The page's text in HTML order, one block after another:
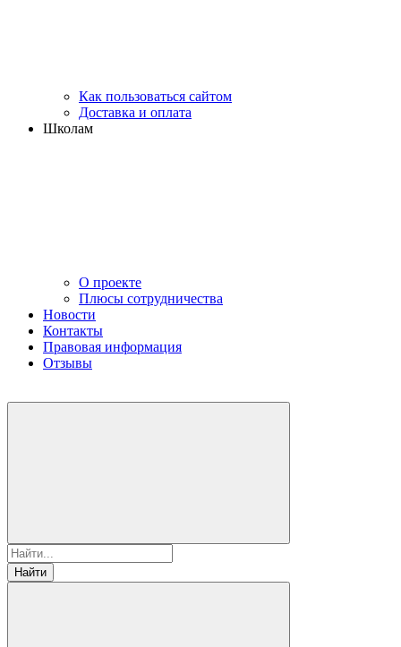
Как пользоваться сайтом
Доставка и оплата
Школам
О проекте
Плюсы сотрудничества
Новости
Контакты
Правовая информация
Отзывы
Найти